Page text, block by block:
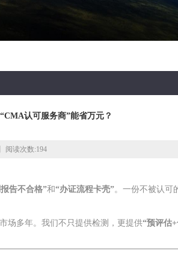
认可服务商”能省万元？
阅读次数:194
告不合格”和“办证流程卡壳”。一份不被认可
场多年。我们不只提供检测，更提供“预评估